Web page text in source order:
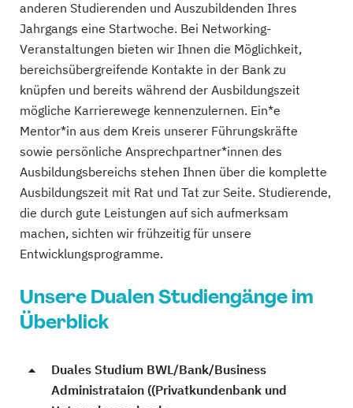
anderen Studierenden und Auszubildenden Ihres
Jahrgangs eine Startwoche. Bei Networking-
Veranstaltungen bieten wir Ihnen die Möglichkeit,
bereichsübergreifende Kontakte in der Bank zu
knüpfen und bereits während der Ausbildungszeit
mögliche Karrierewege kennenzulernen. Ein*e
Mentor*in aus dem Kreis unserer Führungskräfte
sowie persönliche Ansprechpartner*innen des
Ausbildungsbereichs stehen Ihnen über die komplette
Ausbildungszeit mit Rat und Tat zur Seite. Studierende,
die durch gute Leistungen auf sich aufmerksam
machen, sichten wir frühzeitig für unsere
Entwicklungsprogramme.
Unsere Dualen Studiengänge im
Überblick
Duales Studium BWL/Bank/Business
Administrataion ((Privatkundenbank und